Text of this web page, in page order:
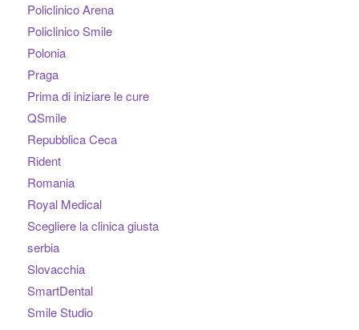
Policlinico Arena
Policlinico Smile
Polonia
Praga
Prima di iniziare le cure
QSmile
Repubblica Ceca
Rident
Romania
Royal Medical
Scegliere la clinica giusta
serbia
Slovacchia
SmartDental
Smile Studio